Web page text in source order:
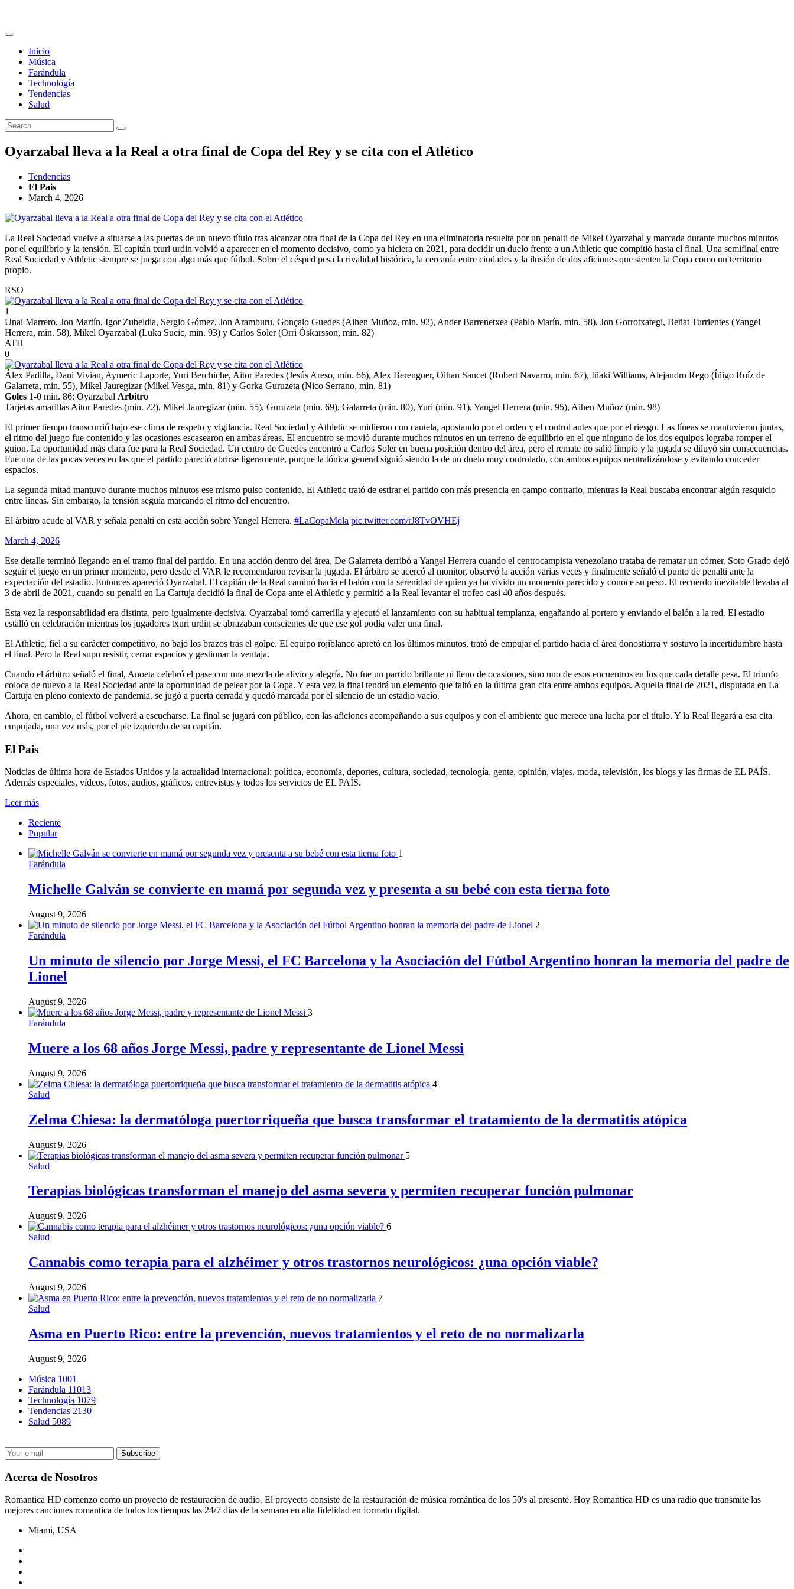
Inicio
Música
Farándula
Technología
Tendencias
Salud
Oyarzabal lleva a la Real a otra final de Copa del Rey y se cita con el Atlético
Tendencias
El Pais
March 4, 2026
La Real Sociedad vuelve a situarse a las puertas de un nuevo título tras alcanzar otra final de la Copa del Rey en una eliminatoria resuelta por un penalti de Mikel Oyarzabal y marcada durante muchos minutos
por el equilibrio y la tensión. El capitán txuri urdin volvió a aparecer en el momento decisivo, como ya hiciera en 2021, para decidir un duelo frente a un Athletic que compitió hasta el final. Una semifinal entre
Real Sociedad y Athletic siempre se juega con algo más que fútbol. Sobre el césped pesa la rivalidad histórica, la cercanía entre ciudades y la ilusión de dos aficiones que sienten la Copa como un territorio
propio.
RSO
1
Unai Marrero, Jon Martín, Igor Zubeldia, Sergio Gómez, Jon Aramburu, Gonçalo Guedes (Aihen Muñoz, min. 92), Ander Barrenetxea (Pablo Marín, min. 58), Jon Gorrotxategi, Beñat Turrientes (Yangel
Herrera, min. 58), Mikel Oyarzabal (Luka Sucic, min. 93) y Carlos Soler (Orri Óskarsson, min. 82)
ATH
0
Álex Padilla, Dani Vivian, Aymeric Laporte, Yuri Berchiche, Aitor Paredes (Jesús Areso, min. 66), Alex Berenguer, Oihan Sancet (Robert Navarro, min. 67), Iñaki Williams, Alejandro Rego (Íñigo Ruíz de
Galarreta, min. 55), Mikel Jauregizar (Mikel Vesga, min. 81) y Gorka Guruzeta (Nico Serrano, min. 81)
Goles 1-0 min. 86: Oyarzabal Arbitro
Tarjetas amarillas Aitor Paredes (min. 22), Mikel Jauregizar (min. 55), Guruzeta (min. 69), Galarreta (min. 80), Yuri (min. 91), Yangel Herrera (min. 95), Aihen Muñoz (min. 98)
El primer tiempo transcurrió bajo ese clima de respeto y vigilancia. Real Sociedad y Athletic se midieron con cautela, apostando por el orden y el control antes que por el riesgo. Las líneas se mantuvieron juntas,
el ritmo del juego fue contenido y las ocasiones escasearon en ambas áreas. El encuentro se movió durante muchos minutos en un terreno de equilibrio en el que ninguno de los dos equipos lograba romper el
guion. La oportunidad más clara fue para la Real Sociedad. Un centro de Guedes encontró a Carlos Soler en buena posición dentro del área, pero el remate no salió limpio y la jugada se diluyó sin consecuencias.
Fue una de las pocas veces en las que el partido pareció abrirse ligeramente, porque la tónica general siguió siendo la de un duelo muy controlado, con ambos equipos neutralizándose y evitando conceder
espacios.
La segunda mitad mantuvo durante muchos minutos ese mismo pulso contenido. El Athletic trató de estirar el partido con más presencia en campo contrario, mientras la Real buscaba encontrar algún resquicio
entre líneas. Sin embargo, la tensión seguía marcando el ritmo del encuentro.
El árbitro acude al VAR y señala penalti en esta acción sobre Yangel Herrera. #LaCopaMola pic.twitter.com/rJ8TvOVHEj
March 4, 2026
Ese detalle terminó llegando en el tramo final del partido. En una acción dentro del área, De Galarreta derribó a Yangel Herrera cuando el centrocampista venezolano trataba de rematar un córner. Soto Grado dejó
seguir el juego en un primer momento, pero desde el VAR le recomendaron revisar la jugada. El árbitro se acercó al monitor, observó la acción varias veces y finalmente señaló el punto de penalti ante la
expectación del estadio. Entonces apareció Oyarzabal. El capitán de la Real caminó hacia el balón con la serenidad de quien ya ha vivido un momento parecido y conoce su peso. El recuerdo inevitable llevaba al
3 de abril de 2021, cuando su penalti en La Cartuja decidió la final de Copa ante el Athletic y permitió a la Real levantar el trofeo casi 40 años después.
Esta vez la responsabilidad era distinta, pero igualmente decisiva. Oyarzabal tomó carrerilla y ejecutó el lanzamiento con su habitual templanza, engañando al portero y enviando el balón a la red. El estadio
estalló en celebración mientras los jugadores txuri urdin se abrazaban conscientes de que ese gol podía valer una final.
El Athletic, fiel a su carácter competitivo, no bajó los brazos tras el golpe. El equipo rojiblanco apretó en los últimos minutos, trató de empujar el partido hacia el área donostiarra y sostuvo la incertidumbre hasta
el final. Pero la Real supo resistir, cerrar espacios y gestionar la ventaja.
Cuando el árbitro señaló el final, Anoeta celebró el pase con una mezcla de alivio y alegría. No fue un partido brillante ni lleno de ocasiones, sino uno de esos encuentros en los que cada detalle pesa. El triunfo
coloca de nuevo a la Real Sociedad ante la oportunidad de pelear por la Copa. Y esta vez la final tendrá un elemento que faltó en la última gran cita entre ambos equipos. Aquella final de 2021, disputada en La
Cartuja en pleno contexto de pandemia, se jugó a puerta cerrada y quedó marcada por el silencio de un estadio vacío.
Ahora, en cambio, el fútbol volverá a escucharse. La final se jugará con público, con las aficiones acompañando a sus equipos y con el ambiente que merece una lucha por el título. Y la Real llegará a esa cita
empujada, una vez más, por el pie izquierdo de su capitán.
El Pais
Noticias de última hora de Estados Unidos y la actualidad internacional: política, economía, deportes, cultura, sociedad, tecnología, gente, opinión, viajes, moda, televisión, los blogs y las firmas de EL PAÍS.
Además especiales, vídeos, fotos, audios, gráficos, entrevistas y todos los servicios de EL PAÍS.
Leer más
Reciente
Popular
1
Farándula
Michelle Galván se convierte en mamá por segunda vez y presenta a su bebé con esta tierna foto
August 9, 2026
2
Farándula
Un minuto de silencio por Jorge Messi, el FC Barcelona y la Asociación del Fútbol Argentino honran la memoria del padre de
Lionel
August 9, 2026
3
Farándula
Muere a los 68 años Jorge Messi, padre y representante de Lionel Messi
August 9, 2026
4
Salud
Zelma Chiesa: la dermatóloga puertorriqueña que busca transformar el tratamiento de la dermatitis atópica
August 9, 2026
5
Salud
Terapias biológicas transforman el manejo del asma severa y permiten recuperar función pulmonar
August 9, 2026
6
Salud
Cannabis como terapia para el alzhéimer y otros trastornos neurológicos: ¿una opción viable?
August 9, 2026
7
Salud
Asma en Puerto Rico: entre la prevención, nuevos tratamientos y el reto de no normalizarla
August 9, 2026
Música 1001
Farándula 11013
Technología 1079
Tendencias 2130
Salud 5089
Acerca de Nosotros
Romantica HD comenzo como un proyecto de restauración de audio. El proyecto consiste de la restauración de música romántica de los 50's al presente. Hoy Romantica HD es una radio que transmite las
mejores canciones romantica de todos los tiempos las 24/7 dias de la semana en alta fidelidad en formato digital.
Miami, USA